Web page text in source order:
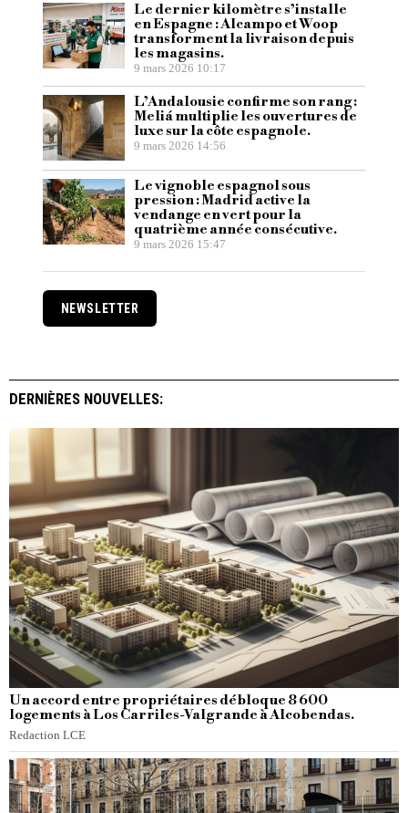
Le dernier kilomètre s’installe
en Espagne : Alcampo et Woop
transforment la livraison depuis
les magasins.
9 mars 2026 10:17
L’Andalousie confirme son rang :
Meliá multiplie les ouvertures de
luxe sur la côte espagnole.
9 mars 2026 14:56
Le vignoble espagnol sous
pression : Madrid active la
vendange en vert pour la
quatrième année consécutive.
9 mars 2026 15:47
NEWSLETTER
DERNIÈRES NOUVELLES:
Un accord entre propriétaires débloque 8 600
logements à Los Carriles-Valgrande à Alcobendas.
Redaction LCE